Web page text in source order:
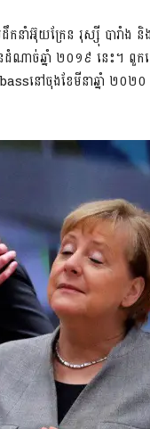
ក្រែន រុស្ស៊ី បារាំង និងអាល្
ឆ្នាំ ២០១៩ នេះ។ ពួកគេ
នៅចុងខែមីនាឆ្នាំ ២០២០